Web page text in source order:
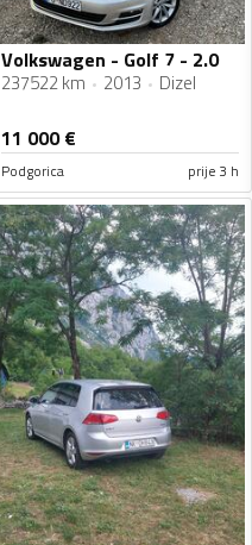
Volkswagen - Golf 7 - 2.0
237522 km 2013 Dizel
11 000€
Podgorica prije 3 h